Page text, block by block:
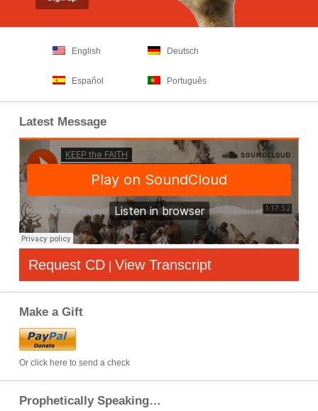
English Deutsch
Español Português
Latest Message
Request CD | View Transcript
Make a Gift
Or click here to send a check
Prophetically Speaking…